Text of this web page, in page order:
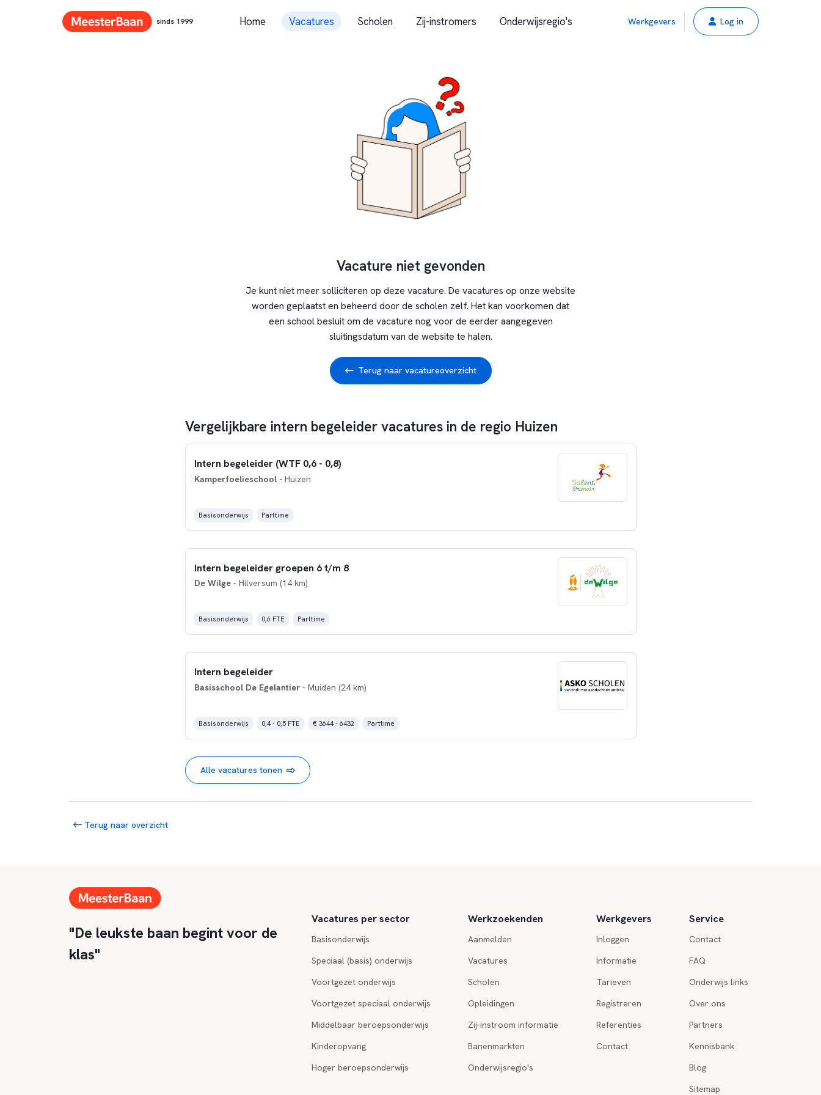
sinds 1999 Home Vacatures Scholen Zij-instromers Onderwijsregio's Werkgevers Log in
Vacature niet gevonden
Je kunt niet meer solliciteren op deze vacature. De vacatures op onze website
worden geplaatst en beheerd door de scholen zelf. Het kan voorkomen dat
een school besluit om de vacature nog voor de eerder aangegeven
sluitingsdatum van de website te halen.
Terug naar vacatureoverzicht
Vergelijkbare intern begeleider vacatures in de regio Huizen
Intern begeleider (WTF 0,6 - 0,8)
Kamperfoelieschool- Huizen
Basisonderwijs Parttime
Intern begeleider groepen 6 t/m 8
De Wilge- Hilversum (14 km)
Basisonderwijs 0,6 FTE Parttime
Intern begeleider
Basisschool De Egelantier- Muiden (24 km)
Basisonderwijs 0,4 - 0,5 FTE € 3644 - 6432 Parttime
Alle vacatures tonen
Terug naar overzicht
"De leukste baan begint voor de
klas"
Vacatures per sector
Basisonderwijs
Speciaal (basis) onderwijs
Voortgezet onderwijs
Voortgezet speciaal onderwijs
Middelbaar beroepsonderwijs
Kinderopvang
Hoger beroepsonderwijs
Werkzoekenden
Aanmelden
Vacatures
Scholen
Opleidingen
Zij-instroom informatie
Banenmarkten
Onderwijsregio's
Werkgevers
Inloggen
Informatie
Tarieven
Registreren
Referenties
Contact
Service
Contact
FAQ
Onderwijs links
Over ons
Partners
Kennisbank
Blog
Sitemap